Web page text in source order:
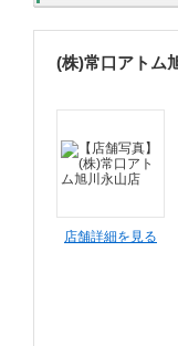
(株)常口アトム
店舗詳細を見る